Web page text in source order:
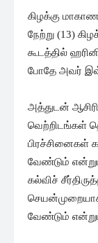
கிழக்கு
நேற்று (13)
கூடத்தில்
போதே அவர்
அத்துடன்
வெற்றிடங்கள்
பிரச்சினைகள்
வேண்டும்
கல்விச்
வேண்டும்